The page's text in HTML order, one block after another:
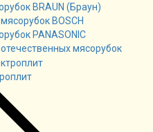
BRAUN (Браун)
BOSCH
PANASONIC
мясорубок